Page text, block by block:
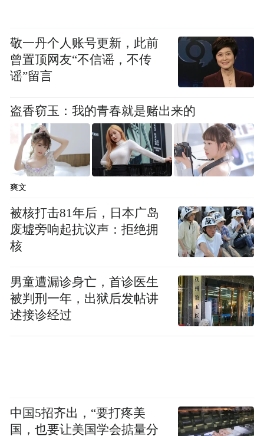
敬一丹个人账号更新，此前
曾置顶网友“不信谣，不传
谣”留言
盗香窃玉：我的青春就是赌出来的
爽文
被核打击81年后，日本广岛
废墟旁响起抗议声：拒绝拥
核
男童遭漏诊身亡，首诊医生
被判刑一年，出狱后发帖讲
述接诊经过
中国5招齐出，“要打疼美
国，也要让美国学会掂量分